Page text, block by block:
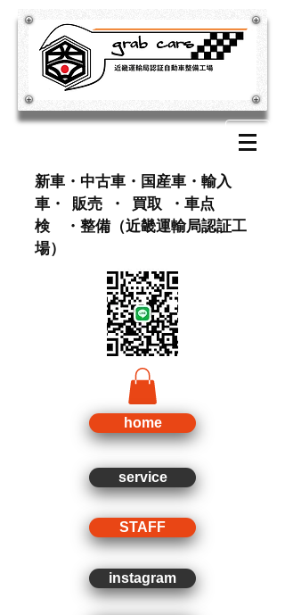
​新車・中古車・国産車・輸入
車・ 販売 ・ 買取 ・車点
検 ・整備（近畿運輸局認証工
場）
home
service
STAFF
instagram